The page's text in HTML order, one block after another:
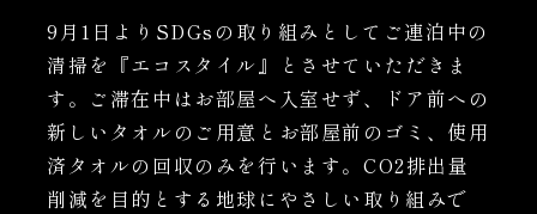
9月1日よりSDGsの取り組みとしてご連泊中の
清掃を『エコスタイル』とさせていただきま
す。ご滞在中はお部屋へ入室せず、ドア前への
新しいタオルのご用意とお部屋前のゴミ、使用
済タオルの回収のみを行います。CO2排出量
削減を目的とする地球にやさしい取り組みで